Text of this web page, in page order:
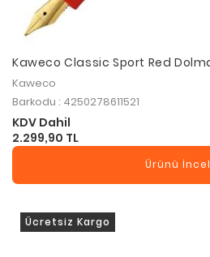
Kaweco Classic Sport Red
Kaweco
Barkodu : 4250278611521
KDV Dahil
2.299,90 TL
Ürünü
Ücretsiz Kargo